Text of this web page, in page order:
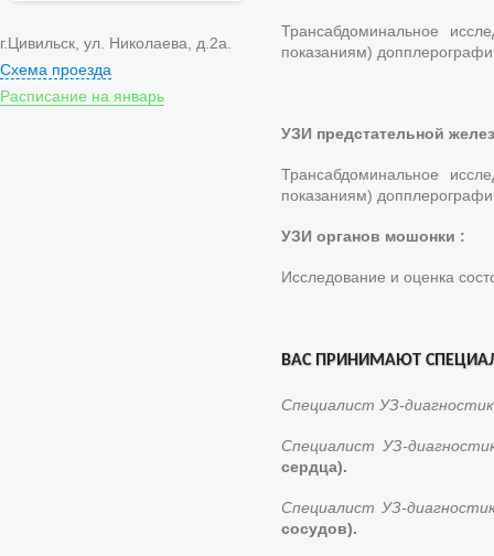
Трансабдоминальное
показаниям)
УЗИ предстательной
Трансабдоминальное
показаниям)
УЗИ органов мошонки :
Исследование и оценка
ВАС ПРИНИМАЮТ
Специалист УЗ-
Специалист УЗ-
сердца).
Специалист УЗ-
сосудов).
г.Цивильск, ул. Николаева, д.2а.
Схема проезда
Расписание на январь